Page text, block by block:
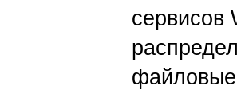
сервисов